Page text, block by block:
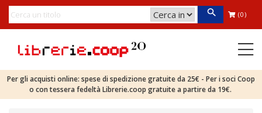
(0)
Per gli acquisti online: spese di spedizione gratuite da 25€ - Per i soci Coop
o con tessera fedeltà Librerie.coop gratuite a partire da 19€.